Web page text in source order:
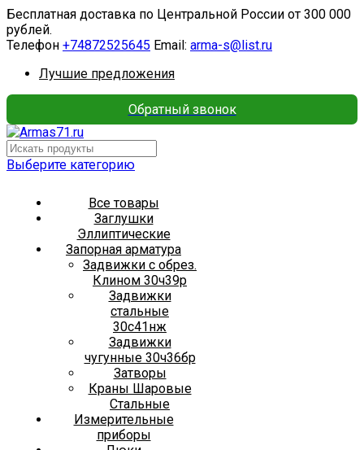
Бесплатная доставка по Центральной России от 300 000
рублей.
Телефон +74872525645 Email: arma-s@list.ru
Лучшие предложения
Обратный звонок
Выберите категорию
Все товары
Заглушки
Эллиптические
Запорная арматура
Задвижки с обрез.
Клином 30ч39р
Задвижки
стальные
30с41нж
Задвижки
чугунные 30ч36бр
Затворы
Краны Шаровые
Стальные
Измерительные
приборы